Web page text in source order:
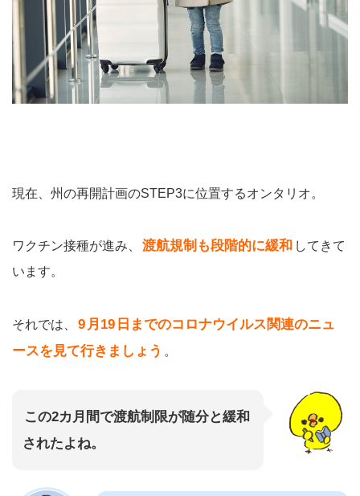
現在、州の再開計画のSTEP3に位置するオンタリオ。
ワクチン接種が進み、 渡航規制も段階的に緩和 してきて
います。
それでは、 9 月19 日までのコロナウイルス関連のニュ
ースを見て行きましょう 。
この2カ月間で渡航制限が随分と緩和
されたよね。